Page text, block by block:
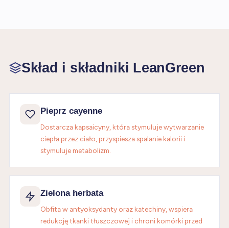
Skład i składniki LeanGreen
Pieprz cayenne
Dostarcza kapsaicyny, która stymuluje wytwarzanie
ciepła przez ciało, przyspiesza spalanie kalorii i
stymuluje metabolizm.
Zielona herbata
Obfita w antyoksydanty oraz katechiny, wspiera
redukcję tkanki tłuszczowej i chroni komórki przed